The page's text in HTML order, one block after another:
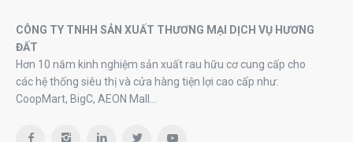
CÔNG TY TNHH SẢN XUẤT THƯƠNG MẠI DỊCH VỤ HƯƠNG
ĐẤT
Hơn 10 năm kinh nghiệm sản xuất rau hữu cơ cung cấp cho
các hệ thống siêu thị và cửa hàng tiện lợi cao cấp như:
CoopMart, BigC, AEON Mall…